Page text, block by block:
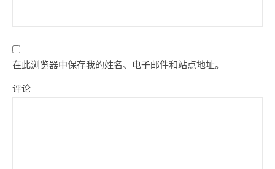
在此浏览器中保存我的姓名、电子邮件和站点地址。
评论